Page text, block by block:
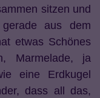
sitzen und
aus dem
etwas Schönes
Marmelade, ja
eine Erdkugel
dass all das,